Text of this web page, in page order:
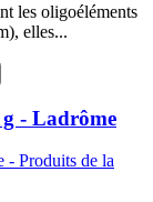
les oligoéléments
elles...
g - Ladrôme